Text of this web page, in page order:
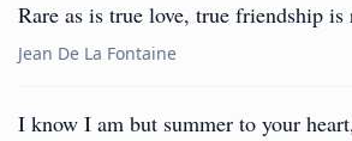
Rare as is true love, true friendship is
Jean De La Fontaine
I know I am but summer to your